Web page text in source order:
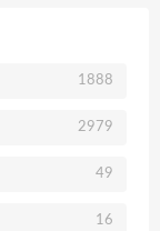
1888
2979
49
16